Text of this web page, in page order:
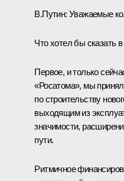
В.Путин: Уважаемые
Что хотел бы сказать
Первое, и только
«Росатома», мы
по строительству
выходящим из
значимости,
пути.
Ритмичное